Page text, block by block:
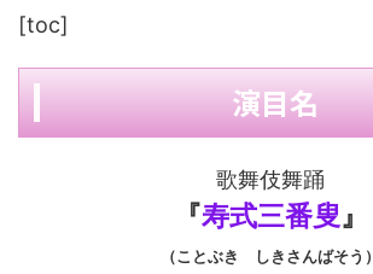
[toc]
演目名
歌舞伎舞踊
『寿式三番叟』
（ことぶき しきさんばそう）